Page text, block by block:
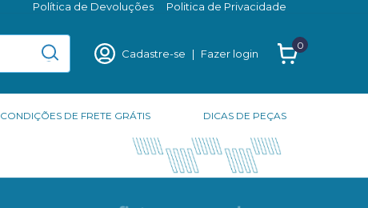
Política de Devoluções Politica de Privacidade
Cadastre-se | Fazer login
0
CONDIÇÕES DE FRETE GRÁTIS DICAS DE PEÇAS